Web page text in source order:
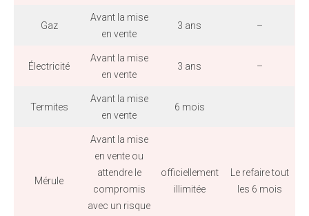
Gaz
Avant la mise
en vente
3 ans –
Électricité
Avant la mise
en vente
3 ans –
Termites
Avant la mise
en vente
6 mois
Mérule
Avant la mise
en vente ou
attendre le
compromis
avec un risque
officiellement
illimitée
Le refaire tout
les 6 mois